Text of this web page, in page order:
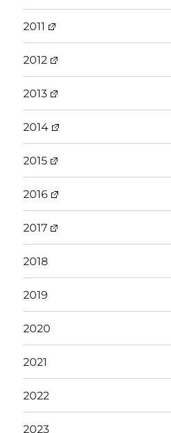
2011
2012
2013
2014
2015
2016
2017
2018
2019
2020
2021
2022
2023